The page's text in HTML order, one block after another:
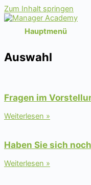
Zum Inhalt springen
Hauptmenü
Auswahl
Fragen im
Weiterlesen »
Haben Sie sich
Weiterlesen »